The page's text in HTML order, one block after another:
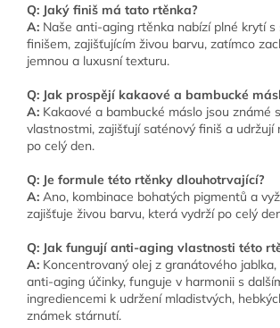
Q: Jaký finiš má tato rtěnka?
A: Naše anti-aging rtěnka nabízí plné krytí s
finišem, zajišťujícím živou barvu, zatímco
jemnou a luxusní texturu.
Q: Jak prospějí kakaové a bambucké
A: Kakaové a bambucké máslo jsou známé
vlastnostmi, zajišťují saténový finiš a udržují
po celý den.
Q: Je formule této rtěnky dlouhotrvající?
A: Ano, kombinace bohatých pigmentů a
zajišťuje živou barvu, která vydrží po celý
Q: Jak fungují anti-aging vlastnosti této
A: Koncentrovaný olej z granátového
anti-aging účinky, funguje v harmonii s
ingrediencemi k udržení mladistvých,
známek stárnutí.